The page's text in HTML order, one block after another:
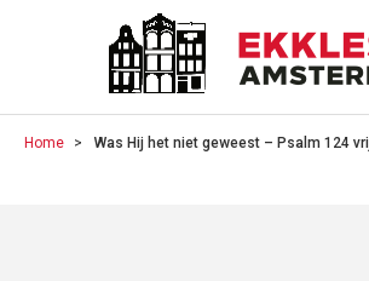
Home Was Hij het niet geweest – Psalm 124